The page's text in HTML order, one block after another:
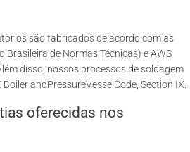
são fabricados de acordo com as
Brasileira de Normas Técnicas) e AWS
disso, nossos processos de soldagem
andPressureVesselCode, Section IX.
oferecidas nos